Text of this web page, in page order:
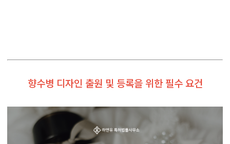
향수병 디자인 출원 및 등록을 위한 필수 요건